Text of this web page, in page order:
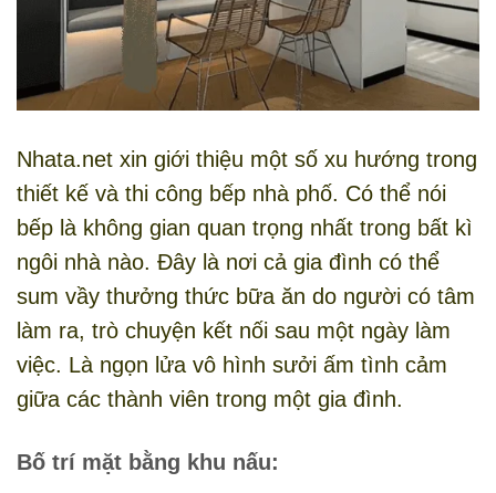
Nhata.net xin giới thiệu một số xu hướng trong
thiết kế và thi công bếp nhà phố. Có thể nói
bếp là không gian quan trọng nhất trong bất kì
ngôi nhà nào. Đây là nơi cả gia đình có thể
sum vầy thưởng thức bữa ăn do người có tâm
làm ra, trò chuyện kết nối sau một ngày làm
việc. Là ngọn lửa vô hình sưởi ấm tình cảm
giữa các thành viên trong một gia đình.
Bố trí mặt bằng khu nấu: